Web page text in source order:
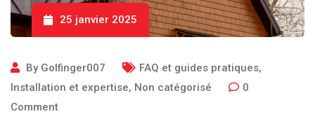
25 janvier 2025
By Golfinger007 FAQ et guides pratiques,
Installation et expertise, Non catégorisé
0
Comment